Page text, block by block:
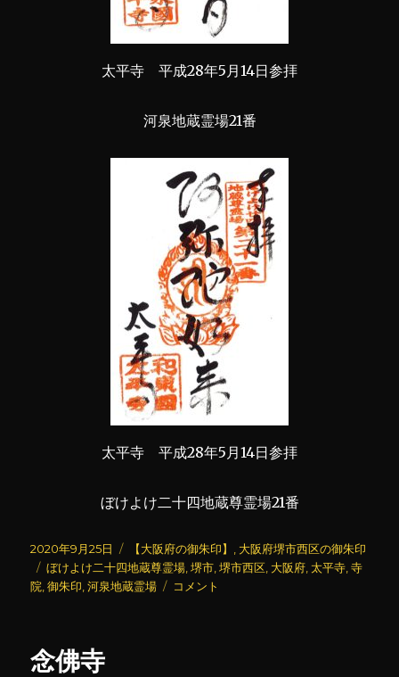
太平寺 平成28年5月14日参拝
河泉地蔵霊場21番
太平寺 平成28年5月14日参拝
ぼけよけ二十四地蔵尊霊場21番
投
稿
日:
2020年9月25日
カ
テ
ゴ
【大阪府の御朱印】
大阪府堺市西区の御朱印
タ
グ
ぼけよけ二十四地蔵尊霊場 ,堺市 ,堺市西区 大阪府 ,太平寺 ,寺
院 ,御朱印 ,河泉地蔵霊場
太
コメント
念佛寺